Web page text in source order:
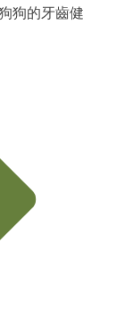
狗的牙齒健